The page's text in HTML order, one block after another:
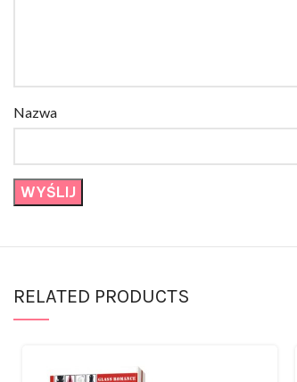
Nazwa
RELATED PRODUCTS